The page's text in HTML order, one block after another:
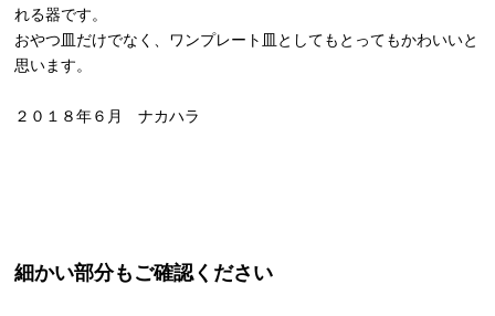
れる器です。
おやつ皿だけでなく、ワンプレート皿としてもとってもかわいいと
思います。
２０１８年６月 ナカハラ
細かい部分もご確認ください